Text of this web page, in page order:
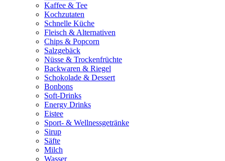
Kaffee & Tee
Kochzutaten
Schnelle Küche
Fleisch & Alternativen
Chips & Popcorn
Salzgebäck
Nüsse & Trockenfrüchte
Backwaren & Riegel
Schokolade & Dessert
Bonbons
Soft-Drinks
Energy Drinks
Eistee
Sport- & Wellnessgetränke
Sirup
Säfte
Milch
Wasser